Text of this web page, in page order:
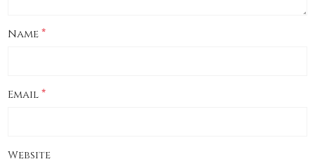
Name*
Email*
Website